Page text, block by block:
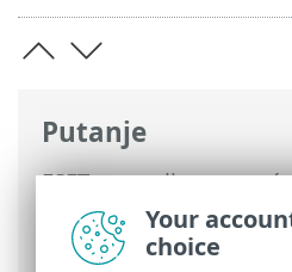
Putanje
ESET-ova online pomoć
On-Prem
>Upotreba
PROTECT On-Prem
Your
choice